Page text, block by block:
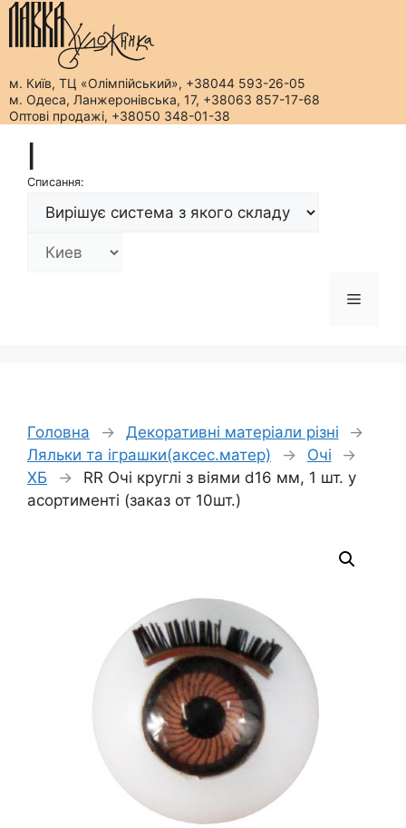
м. Київ, ТЦ «Олімпійський», +38044 593-26-05
м. Одеса, Ланжеронівська, 17, +38063 857-17-68
Оптові продажі, +38050 348-01-38
вмістуСписання:
Меню
Головна → Декоративні матеріали різні
→
Ляльки та іграшки(аксес.матер)
→ Очі
→
ХБ
→
RR Очі круглі з віями d16 мм, 1 шт. у
асортименті (заказ от 10шт.)